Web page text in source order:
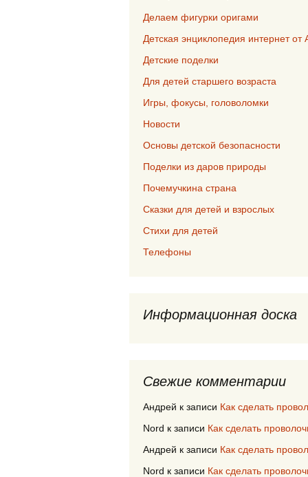
Делаем фигурки оригами
Детская энциклопедия интернет от
Детские поделки
Для детей старшего возраста
Игры, фокусы, головоломки
Новости
Основы детской безопасности
Поделки из даров природы
Почемучкина страна
Сказки для детей и взрослых
Стихи для детей
Телефоны
Информационная доска
Свежие комментарии
Андрей к записи Как сделать
Nord к записи Как сделать
Андрей к записи Как сделать
Nord к записи Как сделать